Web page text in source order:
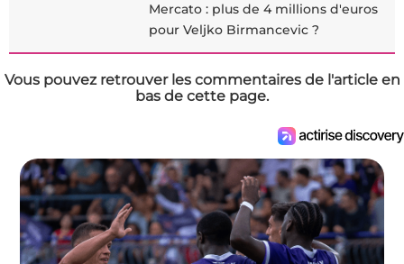
Mercato : plus de 4 millions d'euros
pour Veljko Birmancevic ?
Vous pouvez retrouver les commentaires de l'article en
bas de cette page.